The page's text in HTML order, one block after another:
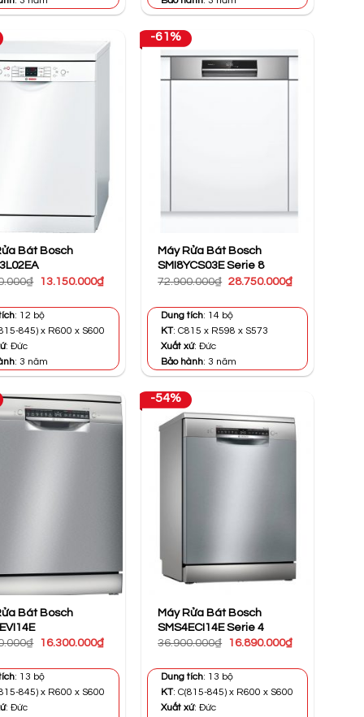
Bát Bosch
₫ Giá
24.800.000₫.
13.150.000₫Giá
là:
13.150.000₫.
: 12 bộ
845) x R600 x S600
: Đức
: 3 năm
-61%
Máy Rửa Bát Bosch
SMI8YCS03E Serie 8
72.900.000₫ Giá
72.900.000₫.
28.750.000₫Giá
là:
Dung tích: 14 bộ
KT: C815 x R598 x S573
Xuất xứ: Đức
Bảo hành: 3 năm
Bát Bosch
₫ Giá
29.900.000₫.
16.300.000₫Giá
16.300.000₫.
: 13 bộ
845) x R600 x S600
: Đức
-54%
Máy Rửa Bát Bosch
SMS4ECI14E Serie 4
36.900.000₫ Giá
36.900.000₫.
16.890.000₫Giá
16.890.000₫.
Dung tích: 13 bộ
KT: C(815-845) x R600 x S600
Xuất xứ: Đức